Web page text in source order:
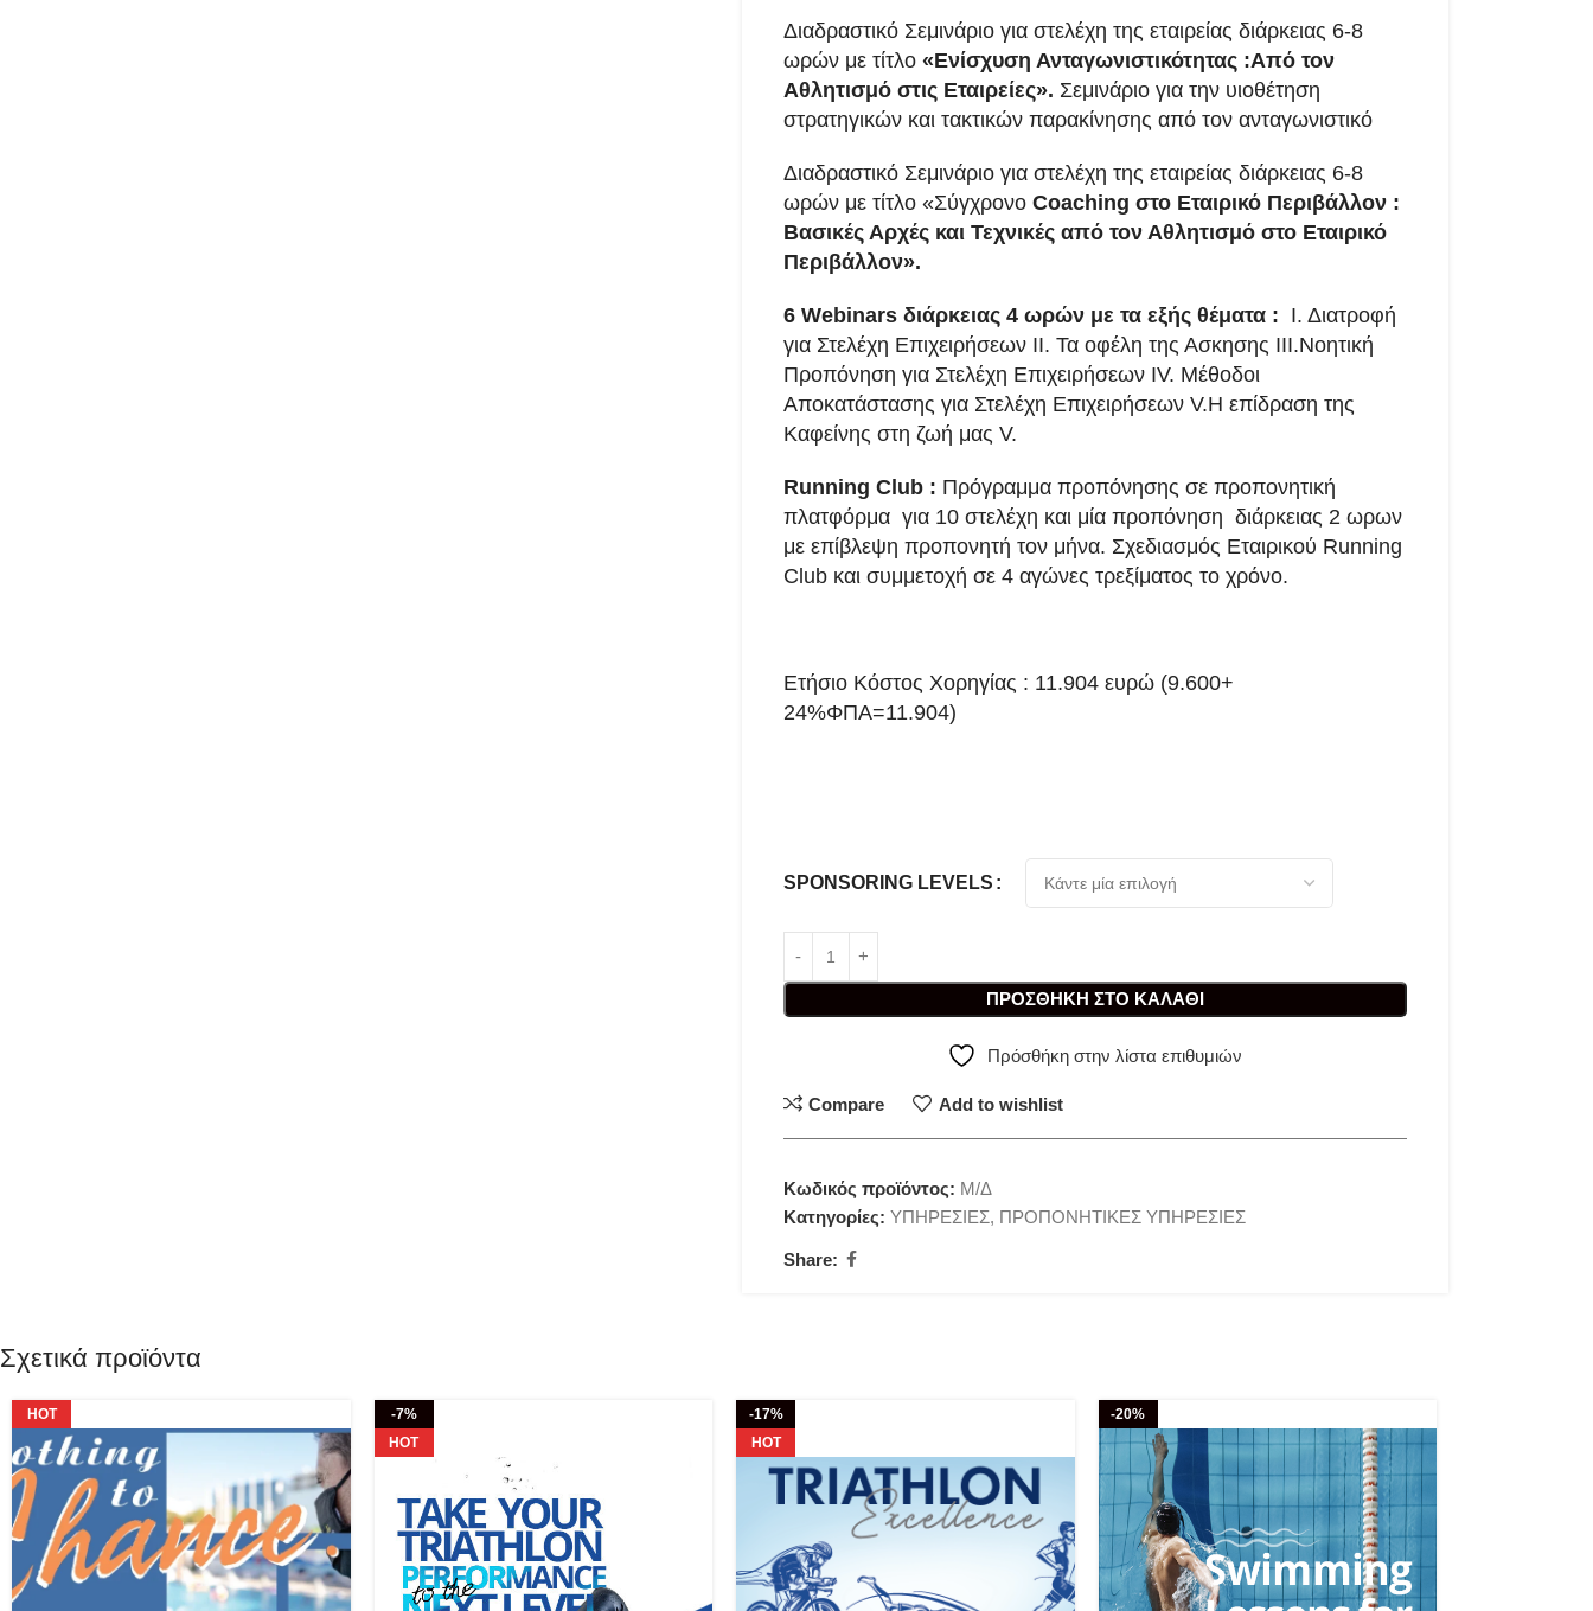
Διαδραστικό Σεμινάριο για στελέχη της εταιρείας διάρκειας 6-8
ωρών με τίτλο «Ενίσχυση Ανταγωνιστικότητας :Από τον
Αθλητισμό στις Εταιρείες». Σεμινάριο για την υιοθέτηση
στρατηγικών και τακτικών παρακίνησης από τον ανταγωνιστικό
Διαδραστικό Σεμινάριο για στελέχη της εταιρείας διάρκειας 6-8
ωρών με τίτλο «Σύγχρονο Coaching στο Εταιρικό Περιβάλλον :
Βασικές Αρχές και Τεχνικές από τον Αθλητισμό στο Εταιρικό
Περιβάλλον».
6 Webinars διάρκειας 4 ωρών με τα εξής θέματα : Ι. Διατροφή
για Στελέχη Επιχειρήσεων ΙΙ. Τα οφέλη της Ασκησης ΙΙΙ.Νοητική
Προπόνηση για Στελέχη Επιχειρήσεων IV. Μέθοδοι
Αποκατάστασης για Στελέχη Επιχειρήσεων V.Η επίδραση της
Καφείνης στη ζωή μας V.
Running Club: Πρόγραμμα προπόνησης σε προπονητική
πλατφόρμα για 10 στελέχη και μία προπόνηση διάρκειας 2 ωρων
με επίβλεψη προπονητή τον μήνα. Σχεδιασμός Εταιρικού Running
Club και συμμετοχή σε 4 αγώνες τρεξίματος το χρόνο.
Ετήσιο Κόστος Χορηγίας : 11.904 ευρώ (9.600+
24%ΦΠΑ=11.904)
SPONSORING LEVELS
ΠΡΟΣΘΉΚΗ ΣΤΟ ΚΑΛΆΘΙ
Πρόσθήκη στην λίστα επιθυμιών
Compare Add to wishlist
Κωδικός προϊόντος: Μ/Δ
Κατηγορίες: ΥΠΗΡΕΣΙΕΣ, ΠΡΟΠΟΝΗΤΙΚΕΣ ΥΠΗΡΕΣΙΕΣ
Share:
Σχετικά προϊόντα
HOT
-7%
HOT
-17%
HOT
-20%